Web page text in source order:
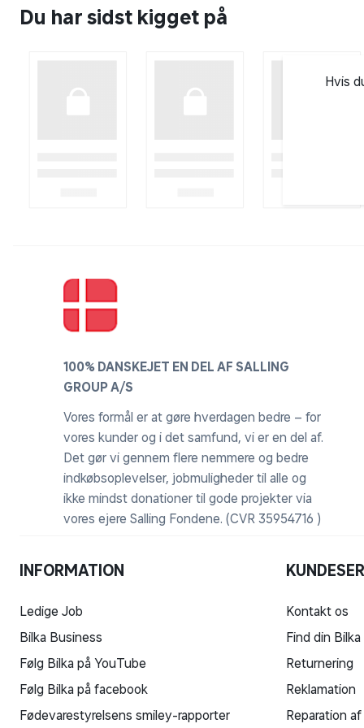
Du har sidst kigget på
Hvis
100% DANSKEJET EN DEL AF SALLING
GROUP A/S
Vores formål er at gøre hverdagen bedre – for
vores kunder og i det samfund, vi er en del af.
Det gør vi gennem flere nemmere og bedre
indkøbsoplevelser, jobmuligheder til alle og
ikke mindst donationer til gode projekter via
vores ejere Salling Fondene. (CVR 35954716 )
INFORMATION
Ledige Job
Bilka Business
Følg Bilka på YouTube
Følg Bilka på facebook
Fødevarestyrelsens smiley-rapporter
Kontakt os
Find din Bilka
Returnering
Reklamation
Reparation